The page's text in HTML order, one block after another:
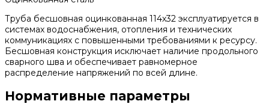
Труба бесшовная оцинкованная 114х32 эксплуатируется в
системах водоснабжения, отопления и технических
коммуникациях с повышенными требованиями к ресурсу.
Бесшовная конструкция исключает наличие продольного
сварного шва и обеспечивает равномерное
распределение напряжений по всей длине.
Нормативные параметры